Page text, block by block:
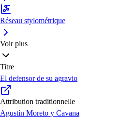
Réseau stylométrique
Voir plus
Titre
El defensor de su agravio
Attribution traditionnelle
Agustín Moreto y Cavana